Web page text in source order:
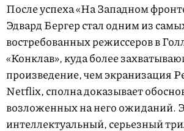
После успеха «На Западном
Эдвард Бергер стал одним из
востребованных режиссеров в
«Конклав», куда более
произведение, чем экранизация
Netflix, сполна доказывает
возложенных на него ожиданий.
интеллектуальный, серьезный